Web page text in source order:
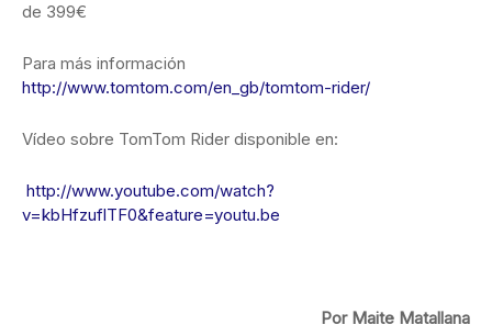
de 399€
Para más información
http://www.tomtom.com/en_gb/tomtom-rider/
Vídeo sobre TomTom Rider disponible en:
http://www.youtube.com/watch?
v=kbHfzuflTF0&feature=youtu.be
Por Maite Matallana